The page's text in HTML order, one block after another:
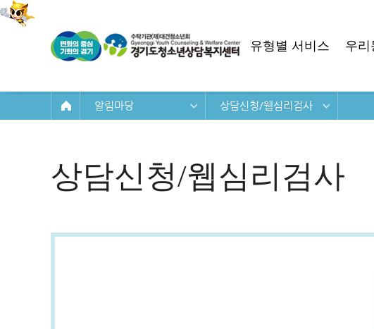
유형별 서비스 우리
알림마당 상담신청/웹심리검사
상담신청/웹심리검사